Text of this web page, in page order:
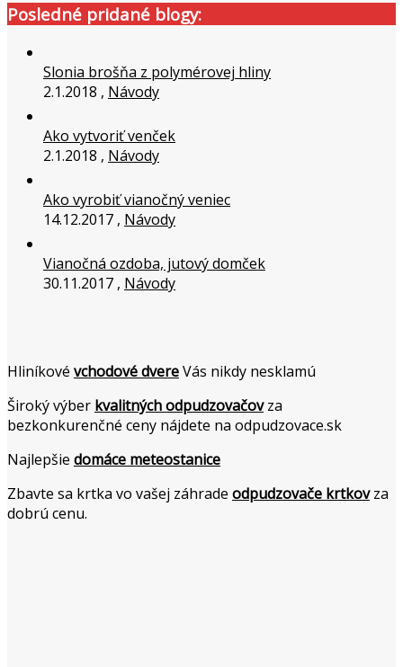
Posledné pridané blogy:
Slonia brošňa z polymérovej hliny
2.1.2018 , Návody
Ako vytvoriť venček
2.1.2018 , Návody
Ako vyrobiť vianočný veniec
14.12.2017 , Návody
Vianočná ozdoba, jutový domček
30.11.2017 , Návody
Hliníkové vchodové dvereVás nikdy nesklamú
Široký výber kvalitných odpudzovačovza
bezkonkurenčné ceny nájdete na odpudzovace.sk
Najlepšie domáce meteostanice
Zbavte sa krtka vo vašej záhrade odpudzovače krtkovza
dobrú cenu.